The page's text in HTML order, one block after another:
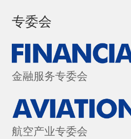
专委会
金融服务专委会
航空产业专委会